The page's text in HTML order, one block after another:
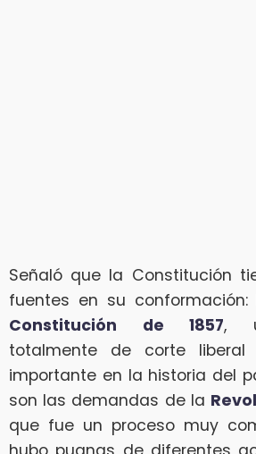
Señaló que la Constitución
fuentes en su
Constitución de 1857,
totalmente de corte
importante en la historia del
son las demandas de la
que fue un proceso muy